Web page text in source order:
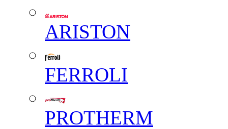
ARISTON
FERROLI
PROTHERM